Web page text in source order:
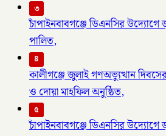
৩
চাঁপাইনবাবগঞ্জে ডিএনসির
পালিত,
৪
কালীগঞ্জে জুলাই গণঅভ্যুত্থান
ও দোয়া মাহফিল অনুষ্ঠিত,
৫
চাঁপাইনবাবগঞ্জে ডিএনসির